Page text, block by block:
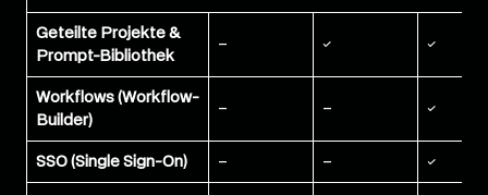
Geteilte Projekte &
Prompt-Bibliothek
– ✓ ✓
Workflows (Workflow-
Builder)
– – ✓
SSO (Single Sign-On) – – ✓